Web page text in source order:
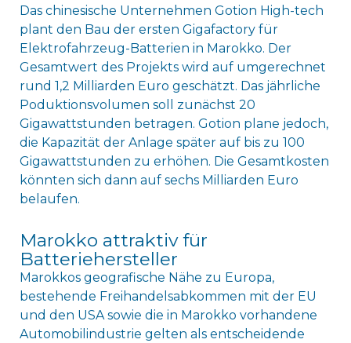
Das chinesische Unternehmen Gotion High-tech
plant den Bau der ersten Gigafactory für
Elektrofahrzeug-Batterien in Marokko. Der
Gesamtwert des Projekts wird auf umgerechnet
rund 1,2 Milliarden Euro geschätzt. Das jährliche
Poduktionsvolumen soll zunächst 20
Gigawattstunden betragen. Gotion plane jedoch,
die Kapazität der Anlage später auf bis zu 100
Gigawattstunden zu erhöhen. Die Gesamtkosten
könnten sich dann auf sechs Milliarden Euro
belaufen.
Marokko attraktiv für
Batteriehersteller
Marokkos geografische Nähe zu Europa,
bestehende Freihandelsabkommen mit der EU
und den USA sowie die in Marokko vorhandene
Automobilindustrie gelten als entscheidende